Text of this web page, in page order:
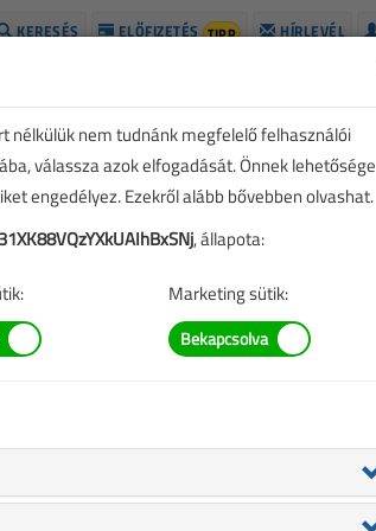
HÍRLEVÉL
ELŐFIZETÉS TIPP
KERESÉS
nélkülük nem tudnánk megfelelő felhasználói
válassza azok elfogadását. Önnek lehetősége
engedélyez. Ezekről alább bővebben olvashat.
, állapota:
Marketing sütik: